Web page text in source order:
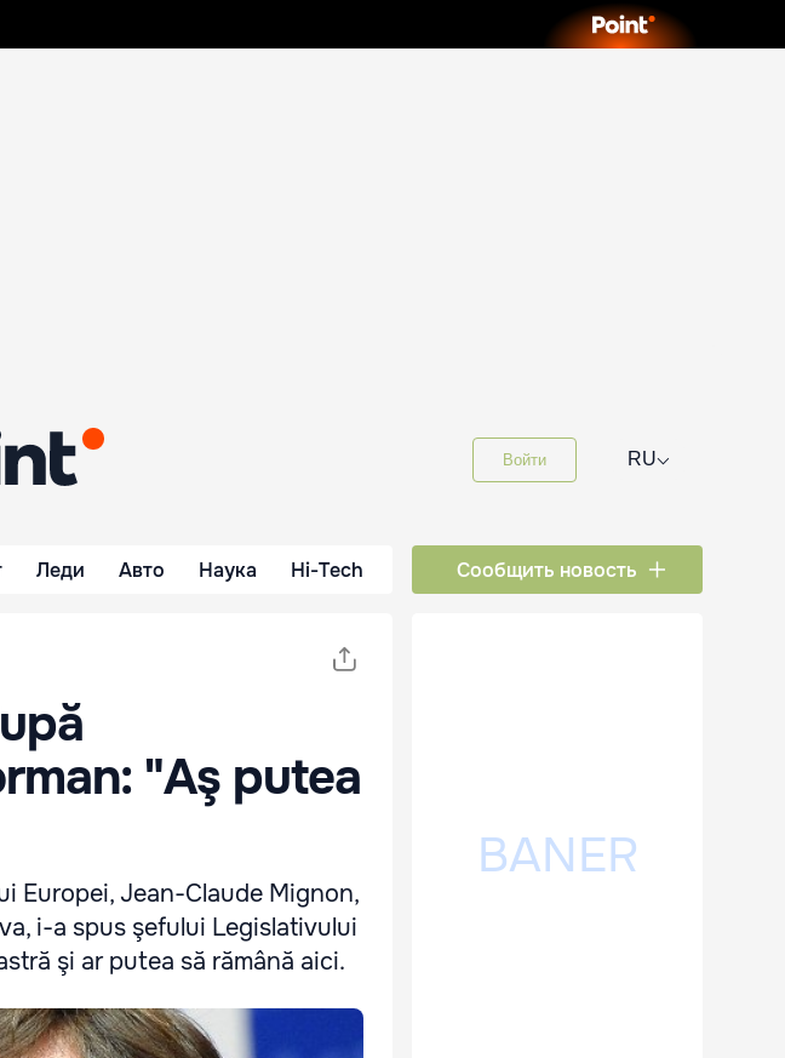
Войти RU⌵
Леди Авто Наука Hi-Tech Сообщить новость
"Aş putea
Europei, Jean-Claude Mignon,
i-a spus şefului Legislativului
şi ar putea să rămână aici.